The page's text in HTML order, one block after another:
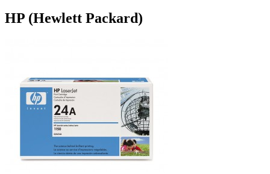
HP (Hewlett Packard)